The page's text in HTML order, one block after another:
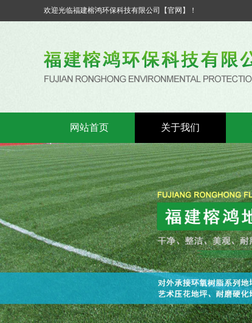
欢迎光临福建榕鸿环保科技有限公司【官网】！
网站首页 关于我们